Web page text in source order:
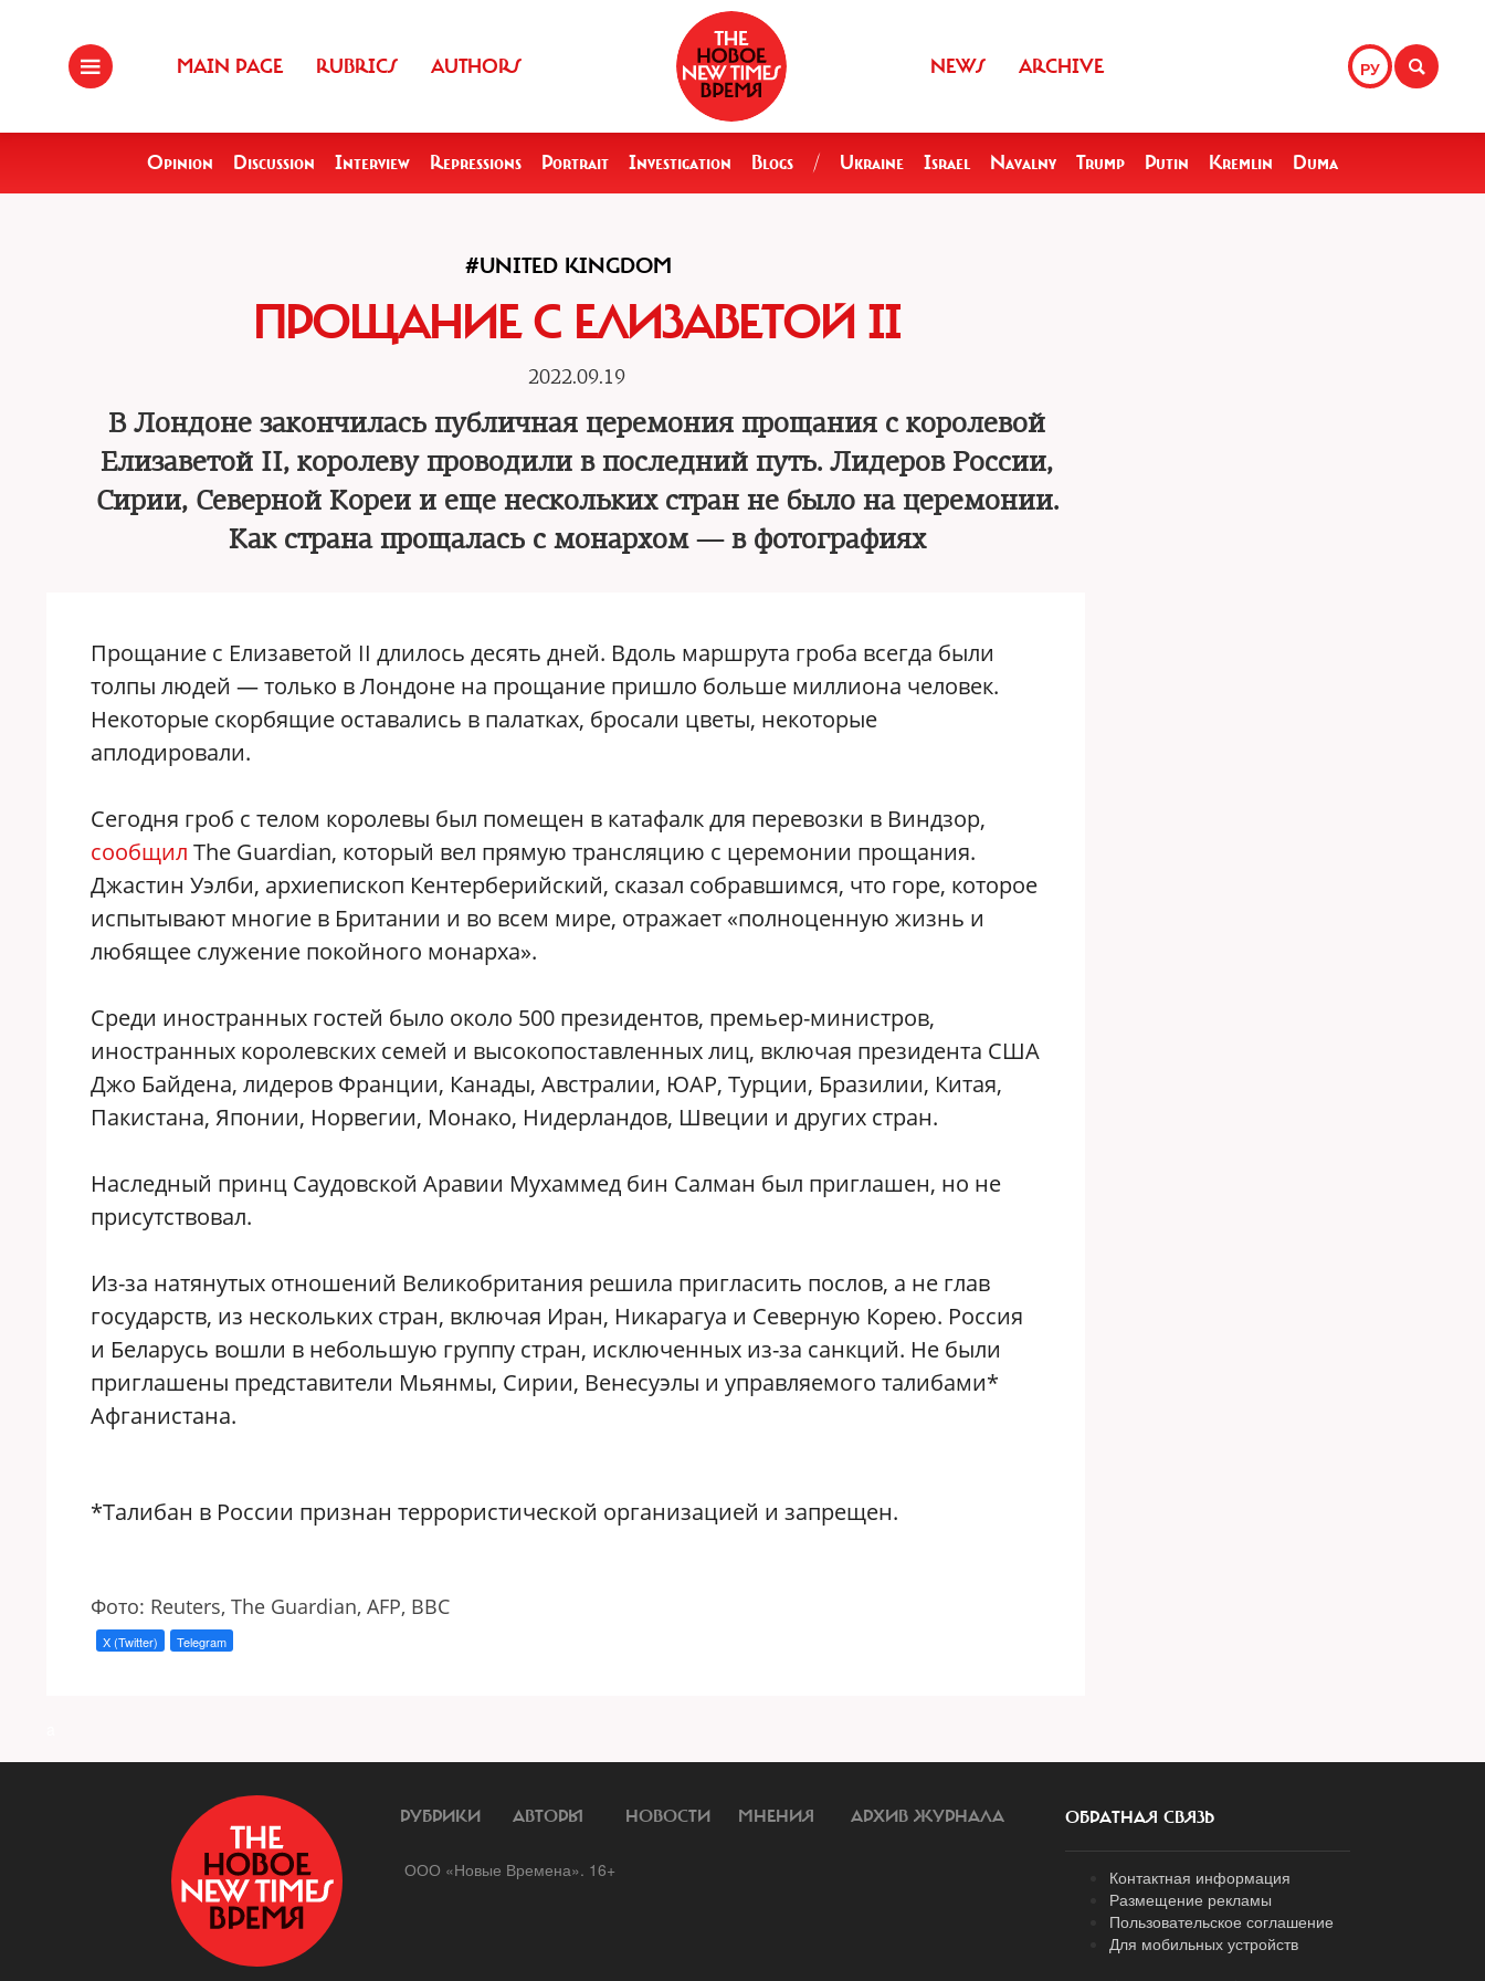
MAIN PAGE RUBRICS AUTHORS РУ
NEWS ARCHIVE
Opinion Discussion Interview Repressions Portrait Investigation Blogs / Ukraine Israel Navalny Trump Putin Kremlin Duma
#UNITED KINGDOM
ПРОЩАНИЕ С ЕЛИЗАВЕТОЙ II
2022.09.19
В Лондоне закончилась публичная церемония прощания с королевой
Елизаветой II, королеву проводили в последний путь. Лидеров России,
Сирии, Северной Кореи и еще нескольких стран не было на церемонии.
Как страна прощалась с монархом — в фотографиях
Прощание с Елизаветой II длилось десять дней. Вдоль маршрута гроба всегда были
толпы людей — только в Лондоне на прощание пришло больше миллиона человек.
Некоторые скорбящие оставались в палатках, бросали цветы, некоторые
аплодировали.
Сегодня гроб с телом королевы был помещен в катафалк для перевозки в Виндзор,
сообщил The Guardian, который вел прямую трансляцию с церемонии прощания.
Джастин Уэлби, архиепископ Кентерберийский, сказал собравшимся, что горе, которое
испытывают многие в Британии и во всем мире, отражает «полноценную жизнь и
любящее служение покойного монарха».
Среди иностранных гостей было около 500 президентов, премьер-министров,
иностранных королевских семей и высокопоставленных лиц, включая президента США
Джо Байдена, лидеров Франции, Канады, Австралии, ЮАР, Турции, Бразилии, Китая,
Пакистана, Японии, Норвегии, Монако, Нидерландов, Швеции и других стран.
Наследный принц Саудовской Аравии Мухаммед бин Салман был приглашен, но не
присутствовал.
Из-за натянутых отношений Великобритания решила пригласить послов, а не глав
государств, из нескольких стран, включая Иран, Никарагуа и Северную Корею. Россия
и Беларусь вошли в небольшую группу стран, исключенных из-за санкций. Не были
приглашены представители Мьянмы, Сирии, Венесуэлы и управляемого талибами*
Афганистана.
*Талибан в России признан террористической организацией и запрещен.
Фото: Reuters, The Guardian, AFP, BBC
X (Twitter) Telegram
РУБРИКИ АВТОРЫ НОВОСТИ МНЕНИЯ АРХИВ ЖУРНАЛА
ООО «Новые Времена». 16+
ОБРАТНАЯ СВЯЗЬ
Контактная информация
Размещение рекламы
Пользовательское соглашение
Для мобильных устройств